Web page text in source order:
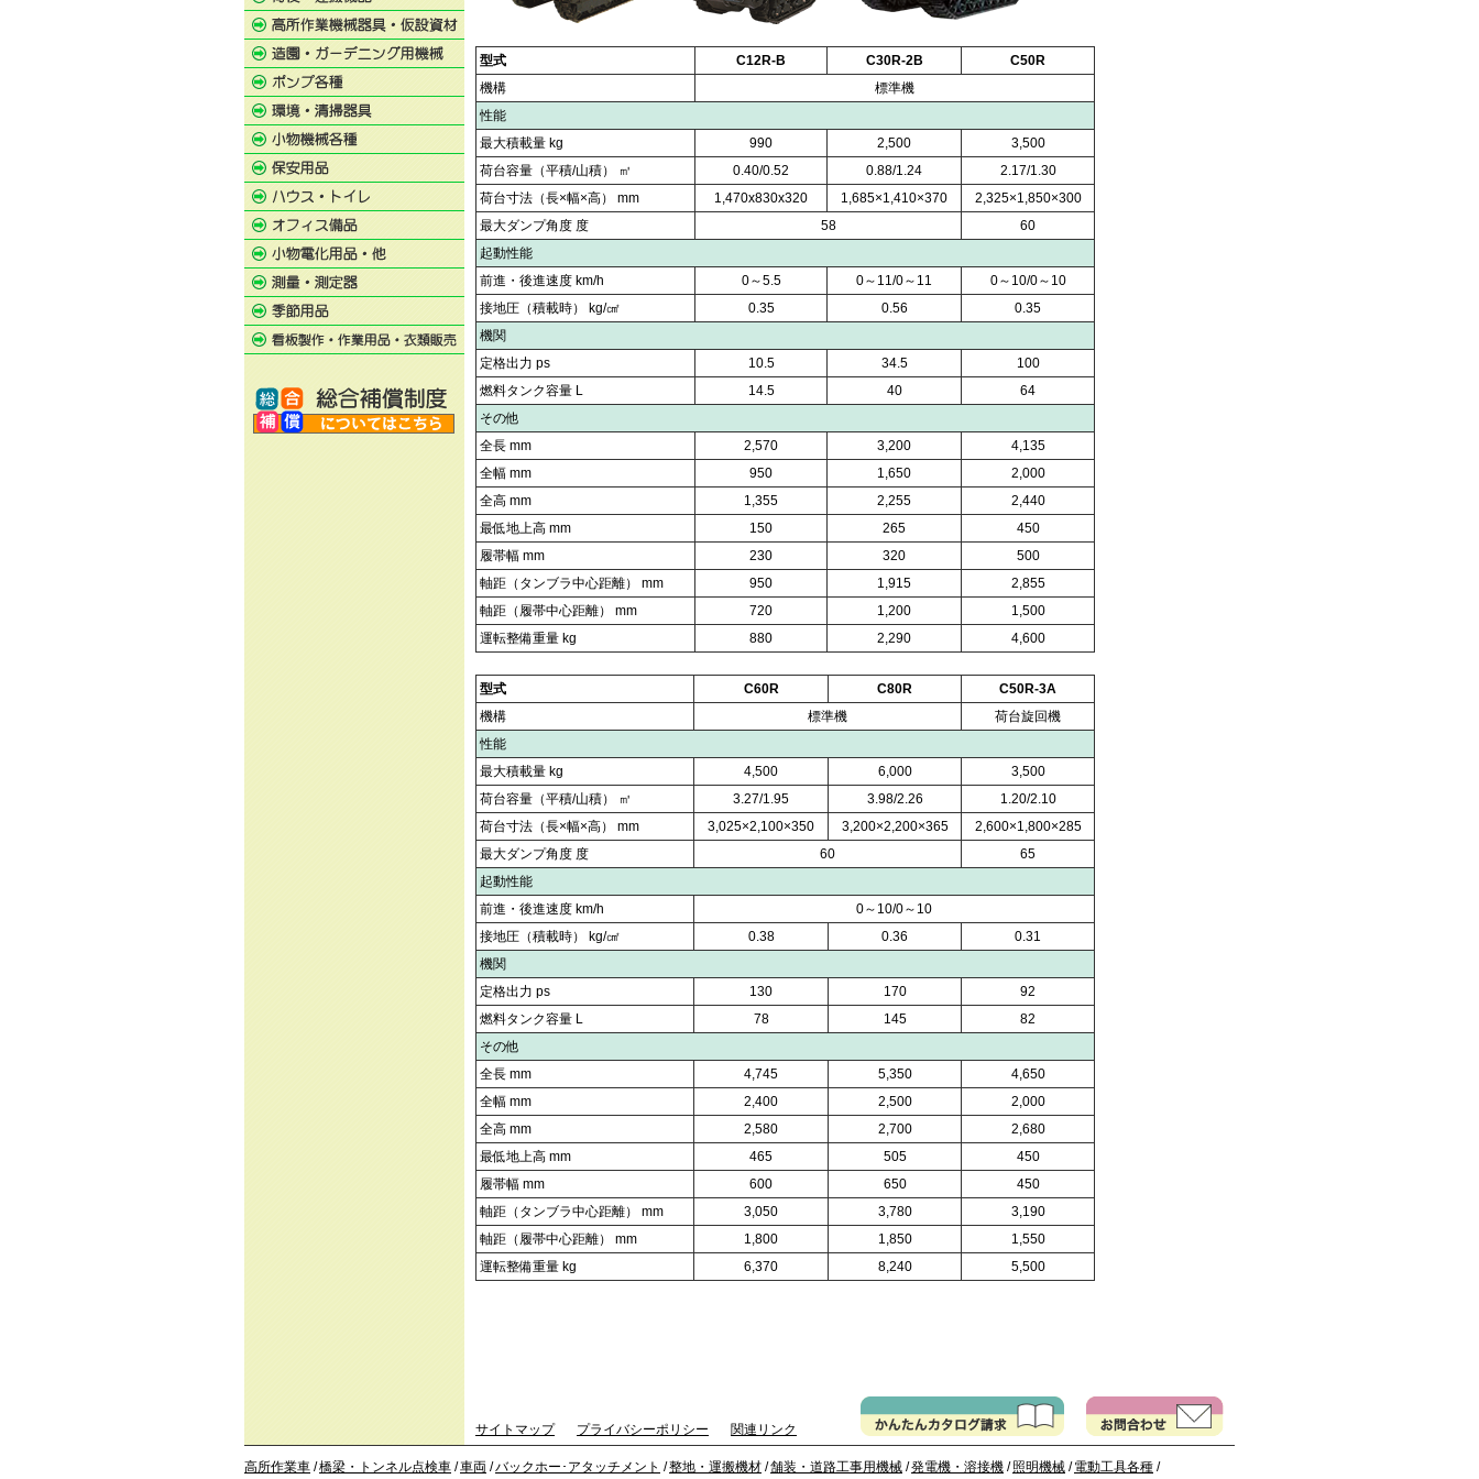
型式 C12R-B C30R-2B
C50R
機構
標準機
性能
最大積載量 kg
990 2,500
3,500
荷台容量（平積/山積） ㎥
0.40/0.52 0.88/1.24
2.17/1.30
荷台寸法（長×幅×高） mm
1,470x830x320 1,685×1,410×370
2,325×1,850×300
最大ダンプ角度 度
58
60
起動性能
前進・後進速度 km/h
0～5.5 0～11/0～11
0～10/0～10
接地圧（積載時） kg/㎠
0.35 0.56
0.35
機関
定格出力 ps
10.5 34.5
100
燃料タンク容量 L
14.5 40
64
その他
全長 mm
2,570 3,200
4,135
全幅 mm
950 1,650
2,000
全高 mm
1,355 2,255
2,440
最低地上高 mm
150 265
450
履帯幅 mm
230 320
500
軸距（タンブラ中心距離） mm
950 1,915
2,855
軸距（履帯中心距離） mm
720 1,200
1,500
運転整備重量 kg
880 2,290 4,600
型式 C60R C80R
C50R-3A
機構
標準機
荷台旋回機
性能
最大積載量 kg
4,500 6,000
3,500
荷台容量（平積/山積） ㎥
3.27/1.95 3.98/2.26
1.20/2.10
荷台寸法（長×幅×高） mm
3,025×2,100×350 3,200×2,200×365
2,600×1,800×285
最大ダンプ角度 度
60
65
起動性能
前進・後進速度 km/h
0～10/0～10
接地圧（積載時） kg/㎠
0.38 0.36
0.31
機関
定格出力 ps
130 170
92
燃料タンク容量 L
78 145
82
その他
全長 mm
4,745 5,350
4,650
全幅 mm
2,400 2,500
2,000
全高 mm
2,580 2,700
2,680
最低地上高 mm
465 505
450
履帯幅 mm
600 650
450
軸距（タンブラ中心距離） mm
3,050 3,780
3,190
軸距（履帯中心距離） mm
1,800 1,850
1,550
運転整備重量 kg
6,370 8,240 5,500
サイトマップ プライバシーポリシー 関連リンク
高所作業車 /橋梁・トンネル点検車 /車両 /バックホー･アタッチメント /整地・運搬機材 /舗装・道路工事用機械 /発電機・溶接機 / 照明機械 / 電動工具各種 /